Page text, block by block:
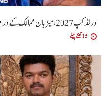
ورلڈ کپ 2027، میزبان ممالک کے درمیان ٹی20 سیریز کا اعلان
15 گھنٹے پہلے